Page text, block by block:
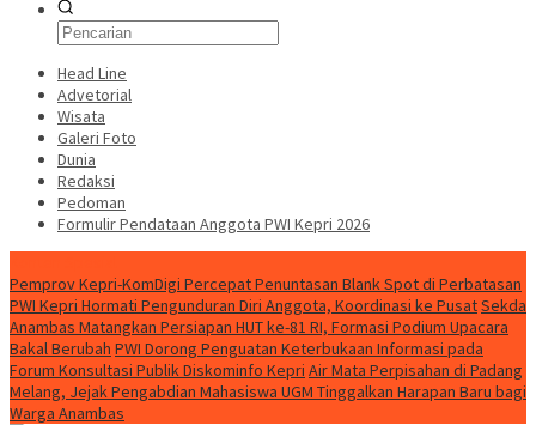
Head Line
Advetorial
Wisata
Galeri Foto
Dunia
Redaksi
Pedoman
Formulir Pendataan Anggota PWI Kepri 2026
Pemprov Kepri-KomDigi Percepat Penuntasan Blank Spot di Perbatasan
PWI Kepri Hormati Pengunduran Diri Anggota, Koordinasi ke PusatSekda
Anambas Matangkan Persiapan HUT ke-81 RI, Formasi Podium Upacara
Bakal Berubah PWI Dorong Penguatan Keterbukaan Informasi pada
Forum Konsultasi Publik Diskominfo Kepri Air Mata Perpisahan di Padang
Melang, Jejak Pengabdian Mahasiswa UGM Tinggalkan Harapan Baru bagi
Warga Anambas